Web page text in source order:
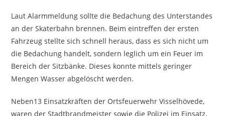
Laut Alarmmeldung sollte die Bedachung des Unterstandes
an der Skaterbahn brennen. Beim eintreffen der ersten
Fahrzeug stellte sich schnell heraus, dass es sich nicht um
die Bedachung handelt, sondern leglich um ein Feuer im
Bereich der Sitzbänke. Dieses konnte mittels geringer
Mengen Wasser abgelöscht werden.
Neben13 Einsatzkräften der Ortsfeuerwehr Visselhövede,
waren der Stadtbrandmeister sowie die Polizei im Einsatz.